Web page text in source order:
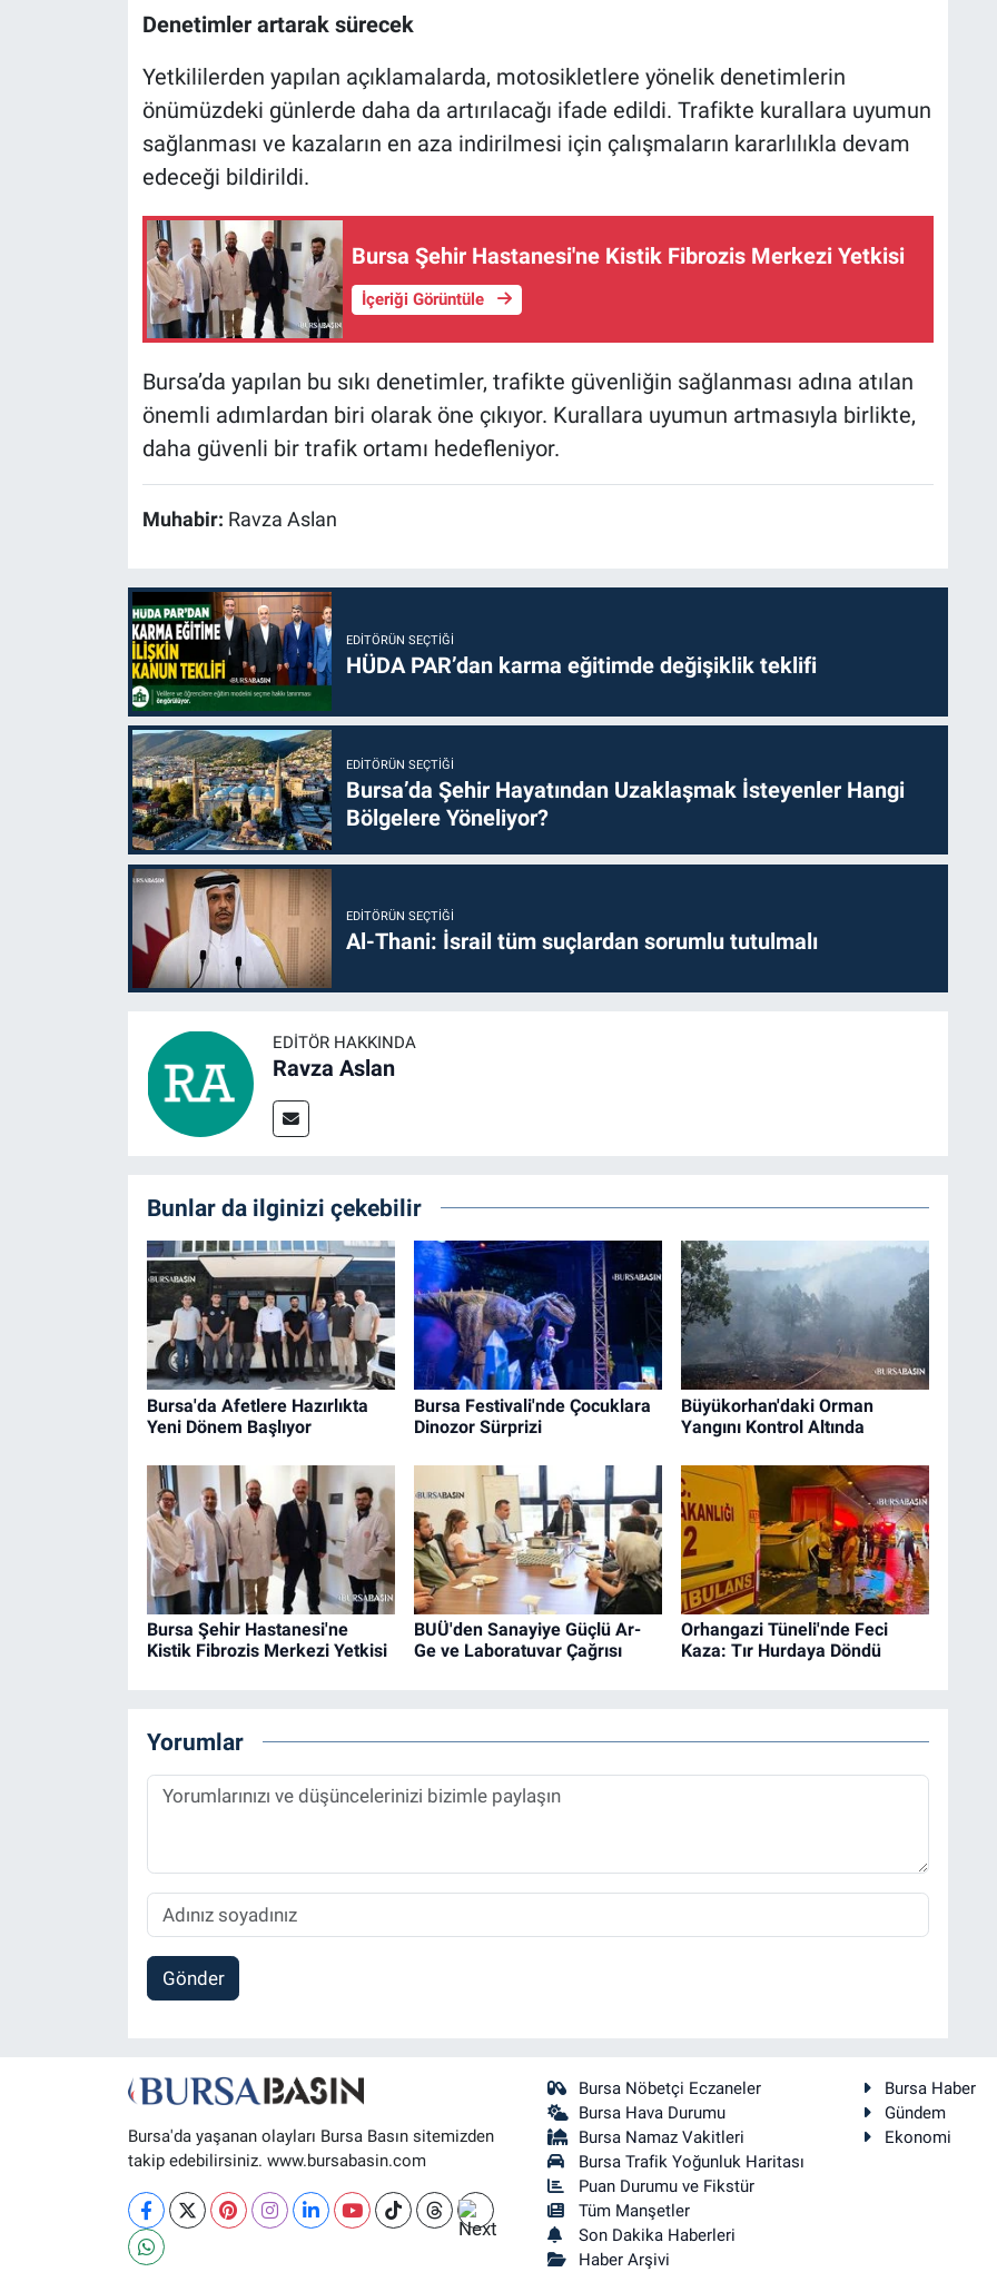
Denetimler artarak sürecek
Yetkililerden yapılan açıklamalarda, motosikletlere yönelik denetimlerin
önümüzdeki günlerde daha da artırılacağı ifade edildi. Trafikte kurallara uyumun
sağlanması ve kazaların en aza indirilmesi için çalışmaların kararlılıkla devam
edeceği bildirildi.
Bursa Şehir Hastanesi'ne Kistik Fibrozis Merkezi Yetkisi
İçeriği Görüntüle
Bursa’da yapılan bu sıkı denetimler, trafikte güvenliğin sağlanması adına atılan
önemli adımlardan biri olarak öne çıkıyor. Kurallara uyumun artmasıyla birlikte,
daha güvenli bir trafik ortamı hedefleniyor.
Muhabir: Ravza Aslan
EDITÖRÜN SEÇTIĞI
HÜDA PAR’dan karma eğitimde değişiklik teklifi
EDITÖRÜN SEÇTIĞI
Bursa’da Şehir Hayatından Uzaklaşmak İsteyenler Hangi
Bölgelere Yöneliyor?
EDITÖRÜN SEÇTIĞI
Al-Thani: İsrail tüm suçlardan sorumlu tutulmalı
EDITÖR HAKKINDA
Ravza Aslan
Bunlar da ilginizi çekebilir
Bursa'da Afetlere Hazırlıkta
Yeni Dönem Başlıyor
Bursa Festivali'nde Çocuklara
Dinozor Sürprizi
Büyükorhan'daki Orman
Yangını Kontrol Altında
Bursa Şehir Hastanesi'ne
Kistik Fibrozis Merkezi Yetkisi
BUÜ'den Sanayiye Güçlü Ar-
Ge ve Laboratuvar Çağrısı
Orhangazi Tüneli'nde Feci
Kaza: Tır Hurdaya Döndü
Yorumlar
Gönder
Bursa'da yaşanan olayları Bursa Basın sitemizden
takip edebilirsiniz. www.bursabasin.com
Bursa Nöbetçi Eczaneler
Bursa Hava Durumu
Bursa Namaz Vakitleri
Bursa Trafik Yoğunluk Haritası
Puan Durumu ve Fikstür
Tüm Manşetler
Son Dakika Haberleri
Haber Arşivi
Bursa Haber
Gündem
Ekonomi